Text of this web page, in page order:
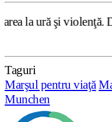
Dar, după
Taguri
Marşul pentru viaţă
Munchen